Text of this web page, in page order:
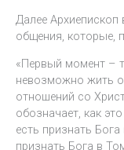
Далее Архиепископ
общения, которые,
«Первый момент –
невозможно жить
отношений со
обозначает, как
есть признать
признать Бога в